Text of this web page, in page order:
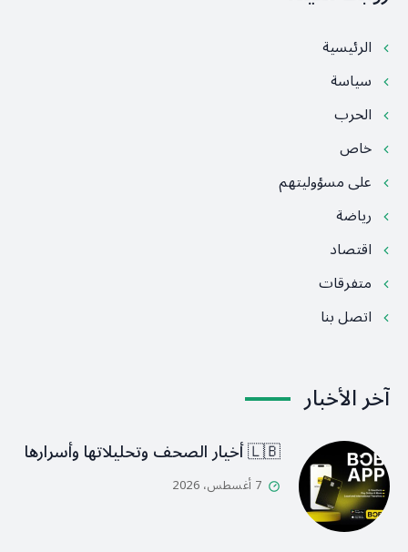
الرئيسية
سياسة
الحرب
خاص
على مسؤوليتهم
رياضة
اقتصاد
متفرقات
اتصل بنا
آخر الأخبار
🇱🇧 أخيار الصحف وتحليلاتها وأسرارها
7 أغسطس، 2026